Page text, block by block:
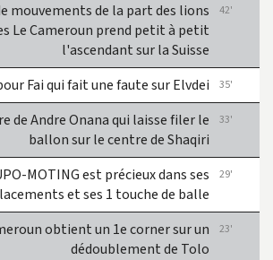
23'
obtient un 1e corner sur un
dédoublement de Tolo
29'
MOTING est précieux dans ses
et ses 1 touche de balle
33'
de Andre Onana qui laisse filer le
ballon sur le centre de Shaqiri
35'
Fai qui fait une faute sur Elvdei
42'
mouvements de la part des lions
Le Cameroun prend petit à petit
l'ascendant sur la Suisse